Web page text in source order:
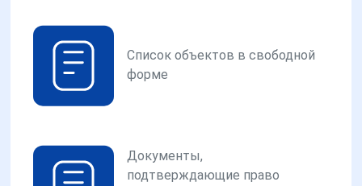
Список объектов в свободной
форме
Документы,
подтверждающие право